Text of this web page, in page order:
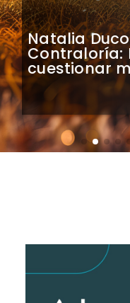
Colo Colo
para
el